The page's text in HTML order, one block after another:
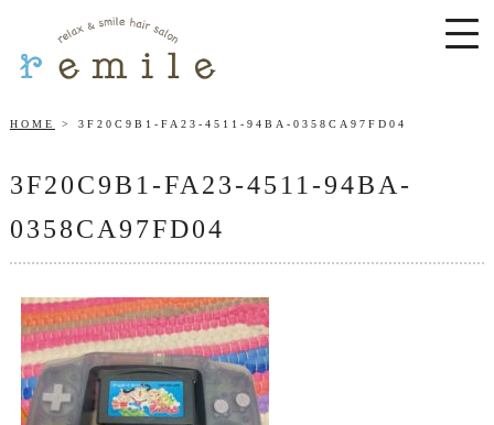
HOME 3F20C9B1-FA23-4511-94BA-0358CA97FD04
3F20C9B1-FA23-4511-94BA-
0358CA97FD04